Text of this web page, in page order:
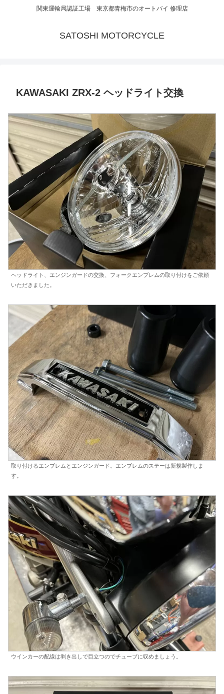
関東運輸局認証工場 東京都青梅市のオートバイ 修理店
SATOSHI MOTORCYCLE
KAWASAKI ZRX-2 ヘッドライト交換
ヘッドライト、エンジンガードの交換、フォークエンブレムの取り付けをご依頼
いただきました。
取り付けるエンブレムとエンジンガード。エンブレムのステーは新規製作しま
す。
ウインカーの配線は剥き出しで目立つのでチューブに収めましょう。